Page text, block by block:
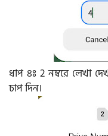
ধাপ ৪ঃ 2 নম্বরে লেখা
চাপ দিন।